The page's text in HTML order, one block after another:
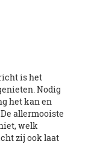
is het
Nodig
het kan en
allermooiste
welk
zij ook laat